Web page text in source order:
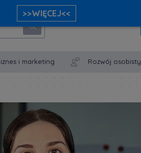
i marketing Rozwój osobisty
>>WIĘCEJ<<